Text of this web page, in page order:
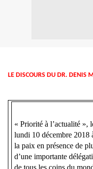
LE DISCOURS DU DR. DENIS
« Priorité à l’actualité »,
lundi 10 décembre
la paix en présence de
d’une importante